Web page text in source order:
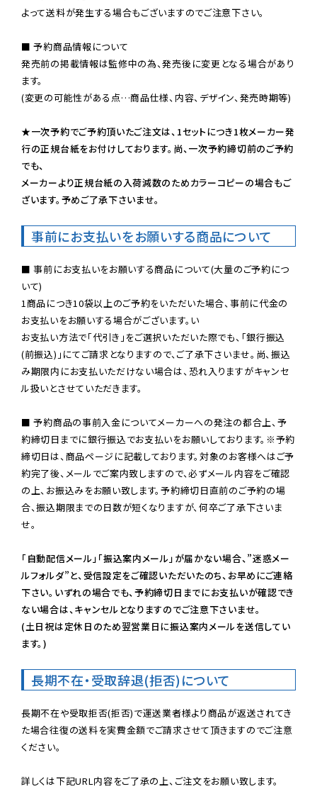
よって送料が発生する場合もございますのでご注意下さい。
■ 予約商品情報について
発売前の掲載情報は監修中の為、発売後に変更となる場合があり
ます。
(変更の可能性がある点…商品仕様、内容、デザイン、発売時期等)
★一次予約でご予約頂いたご注文は、1セットにつき1枚メーカー発
行の正規台紙をお付けしております。尚、一次予約締切前のご予約
でも、
メーカーより正規台紙の入荷減数のためカラーコピーの場合もご
ざいます。予めご了承下さいませ。
事前にお支払いをお願いする商品について
■ 事前にお支払いをお願いする商品について(大量のご予約につ
いて)
1商品につき10袋以上のご予約をいただいた場合、事前に代金の
お支払いをお願いする場合がございます。い
お支払い方法で「代引き」をご選択いただいた際でも、「銀行振込
(前振込)」にてご請求となりますので、ご了承下さいませ。尚、振込
み期限内にお支払いただけない場合は、恐れ入りますがキャンセ
ル扱いとさせていただきます。
■ 予約商品の事前入金についてメーカーへの発注の都合上、予
約締切日までに銀行振込でお支払いをお願いしております。※予約
締切日は、商品ページに記載しております。対象のお客様へはご予
約完了後、メールでご案内致しますので、必ずメール内容をご確認
の上、お振込みをお願い致します。予約締切日直前のご予約の場
合、振込期限までの日数が短くなりますが、何卒ご了承下さいま
せ。
「自動配信メール」「振込案内メール」が届かない場合、”迷惑メー
ルフォルダ”と、受信設定をご確認いただいたのち、お早めにご連絡
下さい。いずれの場合でも、予約締切日までにお支払いが確認でき
ない場合は、キャンセルとなりますのでご注意下さいませ。
(土日祝は定休日のため翌営業日に振込案内メールを送信してい
ます。)
長期不在・受取辞退(拒否)について
長期不在や受取拒否(拒否)で運送業者様より商品が返送されてき
た場合往復の送料を実費金額でご請求させて頂きますのでご注意
ください。